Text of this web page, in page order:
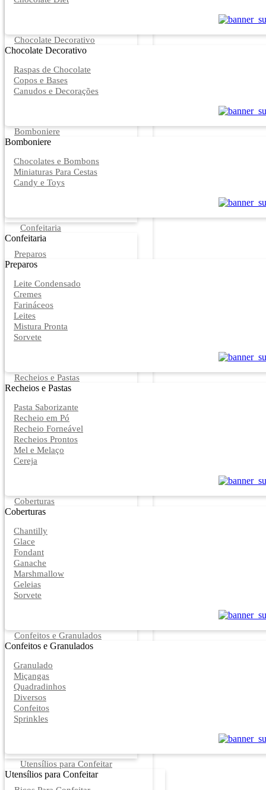
Chocolate Decorativo
Chocolate Decorativo
Raspas de Chocolate
Copos e Bases
Canudos e Decorações
Bomboniere
Bomboniere
Chocolates e Bombons
Miniaturas Para Cestas
Candy e Toys
Confeitaria
Confeitaria
Preparos
Preparos
Leite Condensado
Cremes
Farináceos
Leites
Mistura Pronta
Sorvete
Recheios e Pastas
Recheios e Pastas
Pasta Saborizante
Recheio em Pó
Recheio Forneável
Recheios Prontos
Mel e Melaço
Cereja
Coberturas
Coberturas
Chantilly
Glace
Fondant
Ganache
Marshmallow
Geleias
Sorvete
Confeitos e Granulados
Confeitos e Granulados
Granulado
Miçangas
Quadradinhos
Diversos
Confeitos
Sprinkles
Utensílios para Confeitar
Utensílios para Confeitar